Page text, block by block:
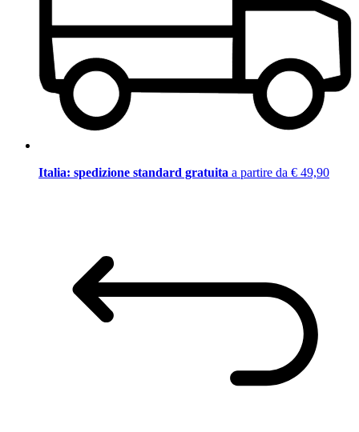
Italia: spedizione standard gratuita a partire da € 49,90